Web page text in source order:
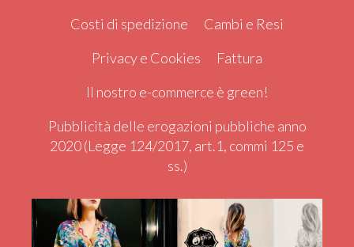
Costi di spedizione
Cambi e Resi
Privacy e Cookies
Fattura
Il nostro e-commerce è green!
Pubblicità delle erogazioni pubbliche anno
2020 (Legge 124/2017, art.1, commi 125 e
ss.)